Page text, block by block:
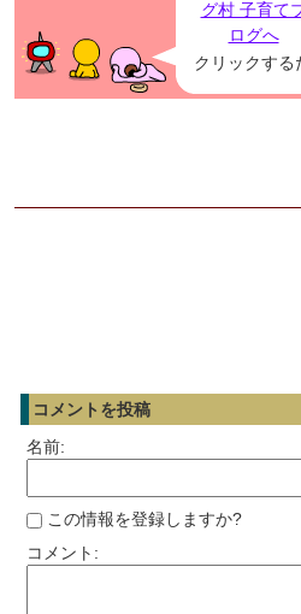
クリックする
コメントを投稿
名前:
この情報を登録しますか?
コメント: